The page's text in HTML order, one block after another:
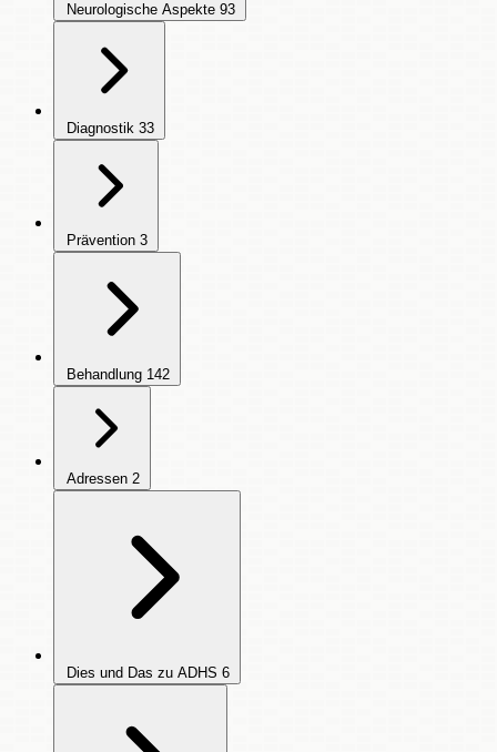
Neurologische Aspekte 93
Diagnostik 33
Prävention 3
Behandlung 142
Adressen 2
Dies und Das zu ADHS 6